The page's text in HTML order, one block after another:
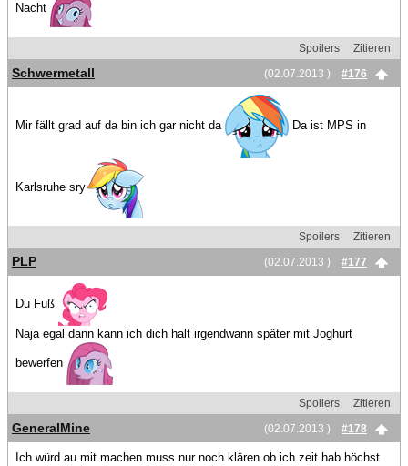
Nacht
Spoilers
Zitieren
(02.07.2013 )
#176
Schwermetall
Mir fällt grad auf da bin ich gar nicht da Da ist MPS in
Karlsruhe sry
Spoilers
Zitieren
(02.07.2013 )
#177
PLP
Du Fuß
Naja egal dann kann ich dich halt irgendwann später mit Joghurt
bewerfen
Spoilers
Zitieren
(02.07.2013 )
#178
GeneralMine
Ich würd au mit machen muss nur noch klären ob ich zeit hab höchst